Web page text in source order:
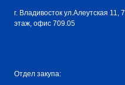
г. Владивосток ул.Алеутская 11, 7
этаж, офис 709.05
Отдел закупа: